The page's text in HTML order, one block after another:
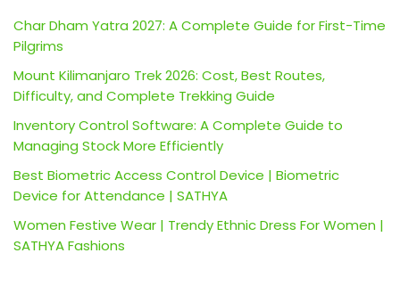
Char Dham Yatra 2027: A Complete Guide for First-Time
Pilgrims
Mount Kilimanjaro Trek 2026: Cost, Best Routes,
Difficulty, and Complete Trekking Guide
Inventory Control Software: A Complete Guide to
Managing Stock More Efficiently
Best Biometric Access Control Device | Biometric
Device for Attendance | SATHYA
Women Festive Wear | Trendy Ethnic Dress For Women |
SATHYA Fashions